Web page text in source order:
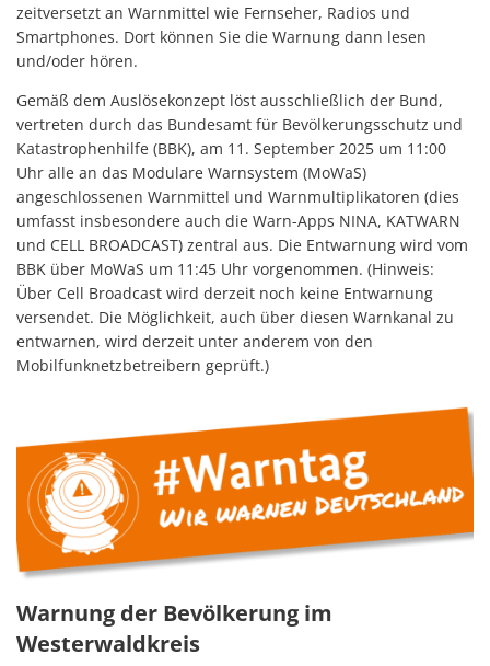
zeitversetzt an Warnmittel wie Fernseher, Radios und
Smartphones. Dort können Sie die Warnung dann lesen
und/oder hören.
Gemäß dem Auslösekonzept löst ausschließlich der Bund,
vertreten durch das Bundesamt für Bevölkerungsschutz und
Katastrophenhilfe (BBK), am 11. September 2025 um 11:00
Uhr alle an das Modulare Warnsystem (MoWaS)
angeschlossenen Warnmittel und Warnmultiplikatoren (dies
umfasst insbesondere auch die Warn-Apps NINA, KATWARN
und CELL BROADCAST) zentral aus. Die Entwarnung wird vom
BBK über MoWaS um 11:45 Uhr vorgenommen. (Hinweis:
Über Cell Broadcast wird derzeit noch keine Entwarnung
versendet. Die Möglichkeit, auch über diesen Warnkanal zu
entwarnen, wird derzeit unter anderem von den
Mobilfunknetzbetreibern geprüft.)
Warnung der Bevölkerung im
Westerwaldkreis